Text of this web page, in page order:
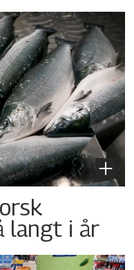
langt i år